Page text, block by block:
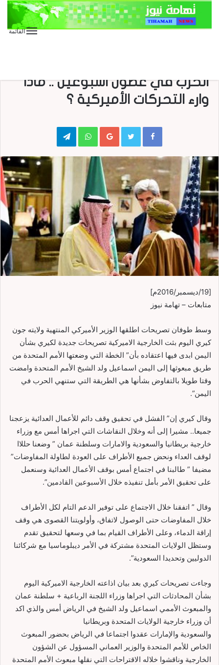
القائمة
الحرب في غضون اسبوعين .. ماذا
وارء التحركات الأميركية ؟
Google+
WhatsApp
Telegram
[19/ديسمبر/2016م]
متابعات – تهامة نيوز
وسط طوفان تصريحات اطلقها الوزير الأميركي المنتهية ولايته جون
كيري اليوم بثت الخارجية الاميركية تصريحات جديدة لكيري بشأن
اليمن ابدى فيها اعتقاده بأن” الخطة التي وضعتها الأمم المتحدة من
طريق مبعوثها إلى اليمن اسماعيل ولد الشيخ الأمم المتحدة وامضت
وقتا طويلا بالتفاوض بشأنها هي الطريقة التي ستنهي الحرب في
اليمن”.
وقال كيري إن” الفشل في تحقيق وقف دائم للأعمال العدائية يزعجنا
جميعا.. مشيرا إلى أنه وخلال النقاشات التي اجراها أمس مع وزراء
خارجية بريطانيا والسعودية والامارات وسلطنة عمان ” وضعنا حللاا
لوقف العداء ونحض جميع الأطراف على العودة لطاولة المفاوضات”
مضيفا ” طالبنا في اجتماع أمس بوقف الأعمال العدائية وسنعمل
على تحقيق الأمر بأمل تنفيذه خلال الأسبوعين القادمين”.
وقال ” اتفقنا خلال الاجتماع على توفير الدعم التام لكل الأطراف
خلال المفاوضات حتى الوصول لاتفاق، وأولويتنا القصوى هي وقف
إراقة الدماء، وعلى الأطراف القيام بما في وسعها لتحقيق تقدم
وستظل الولايات المتحدة مشتركة في الأمر ديبلوماسيا مع شركائنا
الدوليين وتحديدا السعودية”.
وجاءت تصريحات كيري بعد بيان اذاعته الخارجية الاميركية اليوم
بشأن المحادثات التي اجراها وزراء اللجنة الرباعية + سلطنة عمان
والمبعوث الأممي اسماعيل ولد الشيخ في الرياض أمس والذي اكد
أن وزراء خارجية الولايات المتحدة وبريطانيا
والسعودية والإمارات عقدوا اجتماعا في الرياض بحضور المبعوث
الخاص للأمم المتحدة والوزير العماني المسؤول عن الشؤون
الخارجية وناقشوا خلاله الاقتراحات التي نقلها مبعوث الأمم المتحدة